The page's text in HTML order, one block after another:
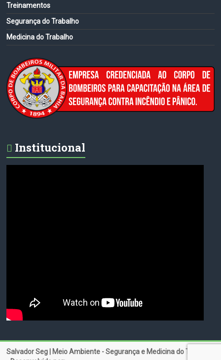
Treinamentos
Segurança do Trabalho
Medicina do Trabalho
Institucional
Salvador Seg | Meio Ambiente - Segurança e Medicina do Trabalho